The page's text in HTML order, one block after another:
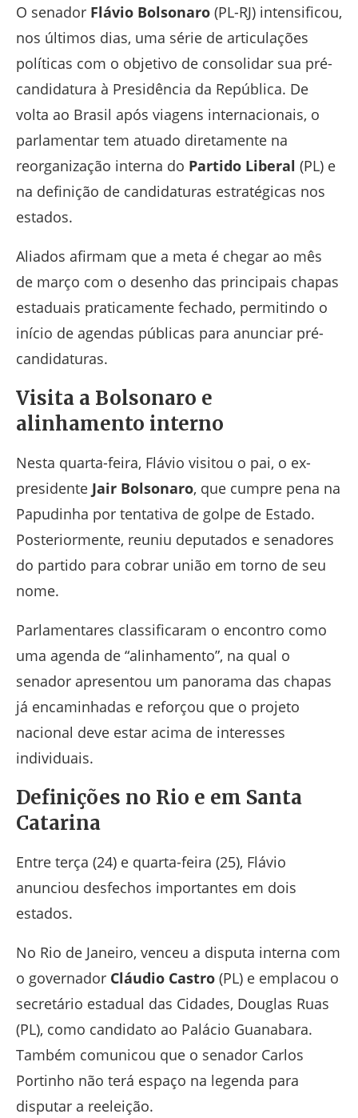
O senador Flávio Bolsonaro (PL-RJ) intensificou,
nos últimos dias, uma série de articulações
políticas com o objetivo de consolidar sua pré-
candidatura à Presidência da República. De
volta ao Brasil após viagens internacionais, o
parlamentar tem atuado diretamente na
reorganização interna do Partido Liberal (PL) e
na definição de candidaturas estratégicas nos
estados.
Aliados afirmam que a meta é chegar ao mês
de março com o desenho das principais chapas
estaduais praticamente fechado, permitindo o
início de agendas públicas para anunciar pré-
candidaturas.
Visita a Bolsonaro e
alinhamento interno
Nesta quarta-feira, Flávio visitou o pai, o ex-
presidente Jair Bolsonaro, que cumpre pena na
Papudinha por tentativa de golpe de Estado.
Posteriormente, reuniu deputados e senadores
do partido para cobrar união em torno de seu
nome.
Parlamentares classificaram o encontro como
uma agenda de “alinhamento”, na qual o
senador apresentou um panorama das chapas
já encaminhadas e reforçou que o projeto
nacional deve estar acima de interesses
individuais.
Definições no Rio e em Santa
Catarina
Entre terça (24) e quarta-feira (25), Flávio
anunciou desfechos importantes em dois
estados.
No Rio de Janeiro, venceu a disputa interna com
o governador Cláudio Castro (PL) e emplacou o
secretário estadual das Cidades, Douglas Ruas
(PL), como candidato ao Palácio Guanabara.
Também comunicou que o senador Carlos
Portinho não terá espaço na legenda para
disputar a reeleição.